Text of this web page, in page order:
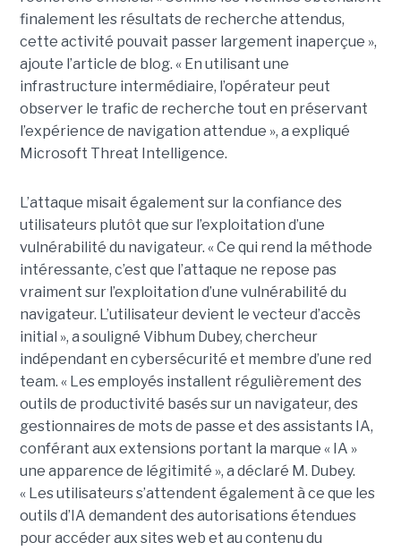
finalement les résultats de recherche attendus,
cette activité pouvait passer largement inaperçue »,
ajoute l’article de blog. « En utilisant une
infrastructure intermédiaire, l’opérateur peut
observer le trafic de recherche tout en préservant
l’expérience de navigation attendue », a expliqué
Microsoft Threat Intelligence.
L’attaque misait également sur la confiance des
utilisateurs plutôt que sur l’exploitation d’une
vulnérabilité du navigateur. « Ce qui rend la méthode
intéressante, c’est que l’attaque ne repose pas
vraiment sur l’exploitation d’une vulnérabilité du
navigateur. L’utilisateur devient le vecteur d’accès
initial », a souligné Vibhum Dubey, chercheur
indépendant en cybersécurité et membre d’une red
team. « Les employés installent régulièrement des
outils de productivité basés sur un navigateur, des
gestionnaires de mots de passe et des assistants IA,
conférant aux extensions portant la marque « IA »
une apparence de légitimité », a déclaré M. Dubey.
« Les utilisateurs s’attendent également à ce que les
outils d’IA demandent des autorisations étendues
pour accéder aux sites web et au contenu du